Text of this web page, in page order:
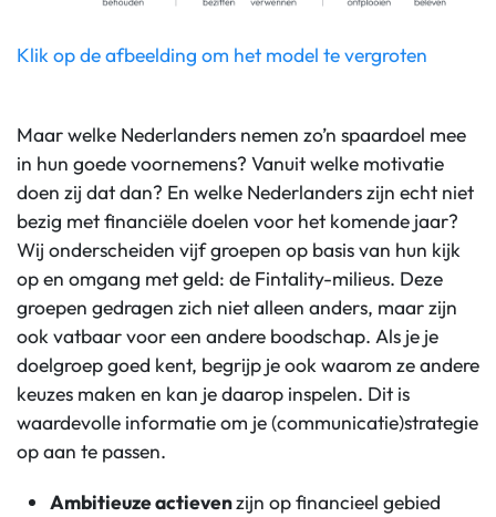
Klik op de afbeelding om het model te vergroten
Maar welke Nederlanders nemen zo’n spaardoel mee
in hun goede voornemens? Vanuit welke motivatie
doen zij dat dan? En welke Nederlanders zijn echt niet
bezig met financiële doelen voor het komende jaar?
Wij onderscheiden vijf groepen op basis van hun kijk
op en omgang met geld: de Fintality-milieus. Deze
groepen gedragen zich niet alleen anders, maar zijn
ook vatbaar voor een andere boodschap. Als je je
doelgroep goed kent, begrijp je ook waarom ze andere
keuzes maken en kan je daarop inspelen. Dit is
waardevolle informatie om je (communicatie)strategie
op aan te passen.
Ambitieuze actievenzijn op financieel gebied